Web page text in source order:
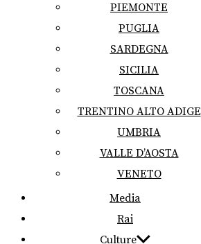
PIEMONTE
PUGLIA
SARDEGNA
SICILIA
TOSCANA
TRENTINO ALTO ADIGE
UMBRIA
VALLE D’AOSTA
VENETO
Media
Rai
Culture